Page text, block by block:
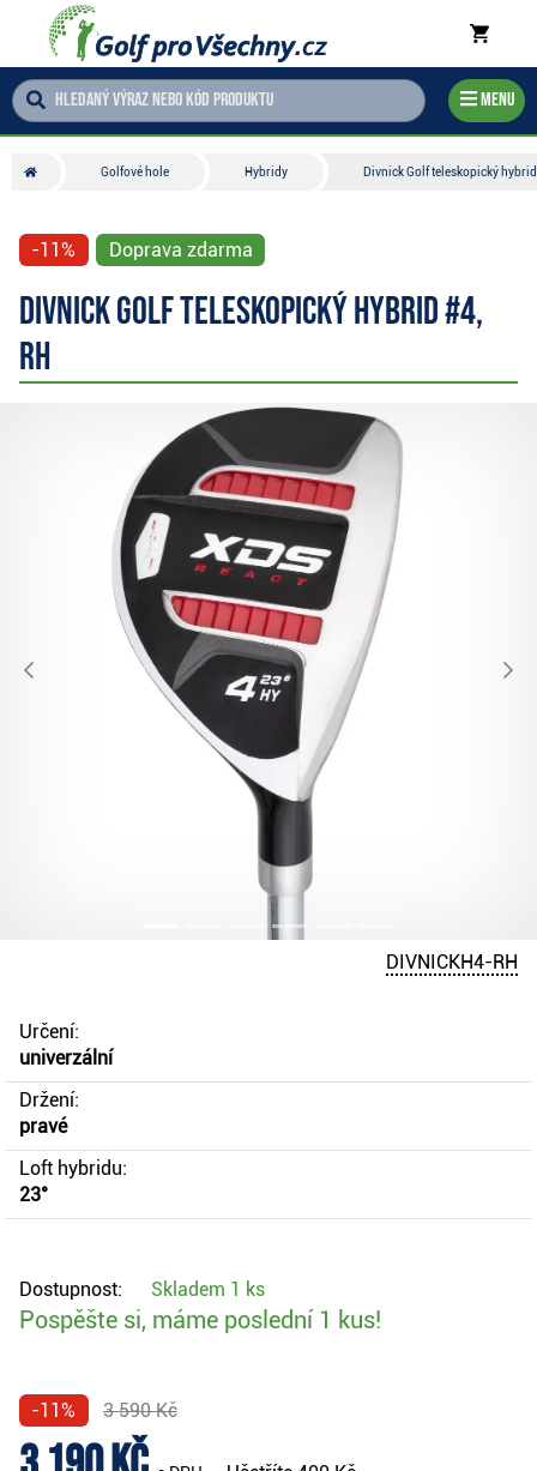
Menu
Golfové hole Hybridy Divnick Golf teleskopický hybrid
-11% Doprava zdarma
Divnick Golf teleskopický hybrid #4,
RH
DIVNICKH4-RH
Určení:
univerzální
Držení:
pravé
Loft hybridu:
23°
Dostupnost: Skladem 1 ks
Pospěšte si, máme poslední 1 kus!
-11% 3 590 Kč